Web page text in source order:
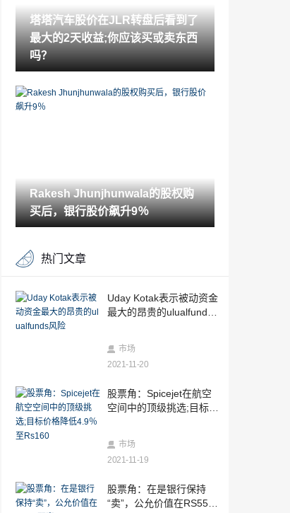
2021-11-19
SEBI在现金淘汰中发出对边距收集的方向
RBI垃圾在黄金交易报告; reserves价值波
动背后的关键原因
新加坡政府，货币管理局在ZeeEnterta娱
乐中徒步旅行
2021-11-19
天收益;你应该买或卖东西吗？
由于经济放缓和这种惊恐赛，糖需求滑倒
2021-11-19
Rakesh Jhunjhunwala告诉Kareena Kapo
护送额定值/结果符合估计
2021-11-19
SBI削减4％的SBI卡维普
股票市场延长到第4天; Sensex上衣40,00
0; keyReasons.
塔塔汽车股价在JLR转盘后看到了
最大的2天收益;你应该买或卖东西
吗？
Rakesh Jhunjhunwala的股权购
买后，银行股价飙升9％
热门文章
Uday Kotak表示被动资金
最大的昂贵的ulualfunds
市场
2021-11-20
股票角：Spicejet在航空
空间中的顶级挑选;目标价
市场
2021-11-19
股票角：在是银行保持
“卖”，公允价值在RS55不